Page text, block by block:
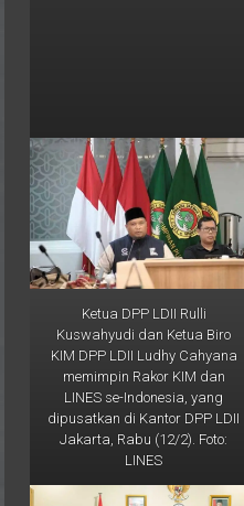
Ketua DPP LDII Rulli
Kuswahyudi dan Ketua Biro
KIM DPP LDII Ludhy Cahyana
memimpin Rakor KIM dan
LINES se-Indonesia, yang
dipusatkan di Kantor DPP LDII
Jakarta, Rabu (12/2). Foto:
LINES